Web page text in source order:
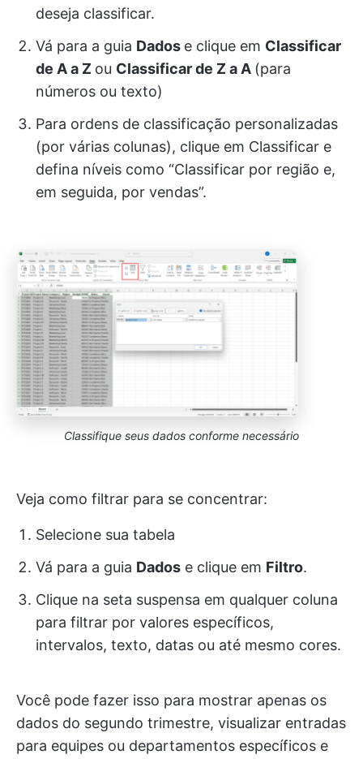
deseja classificar.
Vá para a guia Dados e clique em Classificar
de A a Z ou Classificar de Z a A (para
números ou texto)
Para ordens de classificação personalizadas
(por várias colunas), clique em Classificar e
defina níveis como “Classificar por região e,
em seguida, por vendas”.
Classifique seus dados conforme necessário
Veja como filtrar para se concentrar:
Selecione sua tabela
Vá para a guia Dados e clique em Filtro.
Clique na seta suspensa em qualquer coluna
para filtrar por valores específicos,
intervalos, texto, datas ou até mesmo cores.
Você pode fazer isso para mostrar apenas os
dados do segundo trimestre, visualizar entradas
para equipes ou departamentos específicos e